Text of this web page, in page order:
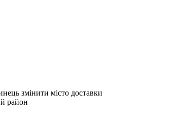
змінити місто доставки
район